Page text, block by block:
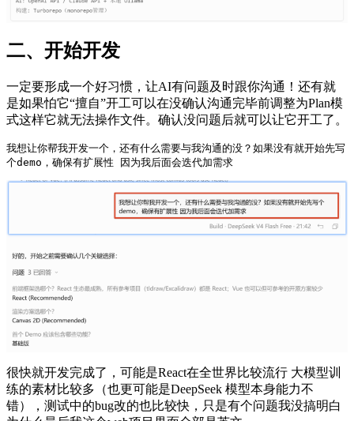
二、开始开发
一定要形成一个好习惯，让AI有问题及时跟你沟通！还有就
是如果怕它“擅自”开工可以在没确认沟通完毕前调整为Plan模
式这样它就无法操作文件。确认没问题后就可以让它开工了。
我想让你帮我开发一个，还有什么需要与我沟通的没？如果没有就开始先写
个demo，确保有扩展性 因为我后面会迭代加需求
很快就开发完成了，可能是React在全世界比较流行 大模型训
练的素材比较多（也更可能是DeepSeek 模型本身能力不
错），测试中的bug改的也比较快，只是有个问题我没搞明白